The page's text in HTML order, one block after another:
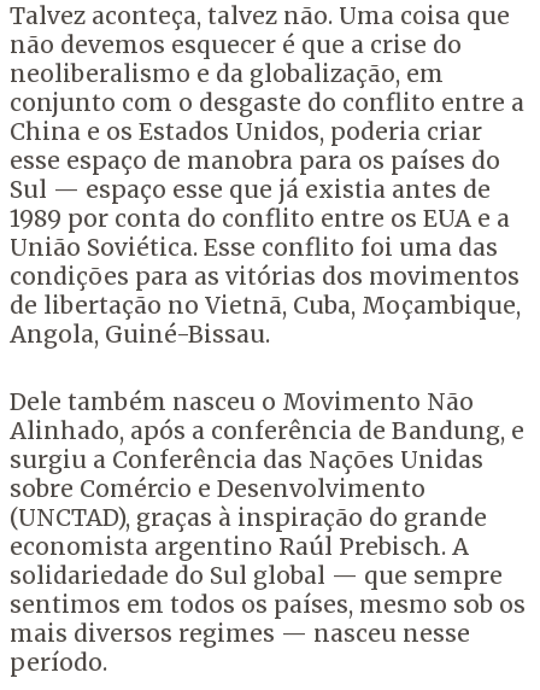
Talvez aconteça, talvez não. Uma coisa que
não devemos esquecer é que a crise do
neoliberalismo e da globalização, em
conjunto com o desgaste do conflito entre a
China e os Estados Unidos, poderia criar
esse espaço de manobra para os países do
Sul — espaço esse que já existia antes de
1989 por conta do conflito entre os EUA e a
União Soviética. Esse conflito foi uma das
condições para as vitórias dos movimentos
de libertação no Vietnã, Cuba, Moçambique,
Angola, Guiné-Bissau.
Dele também nasceu o Movimento Não
Alinhado, após a conferência de Bandung, e
surgiu a Conferência das Nações Unidas
sobre Comércio e Desenvolvimento
(UNCTAD), graças à inspiração do grande
economista argentino Raúl Prebisch. A
solidariedade do Sul global — que sempre
sentimos em todos os países, mesmo sob os
mais diversos regimes — nasceu nesse
período.